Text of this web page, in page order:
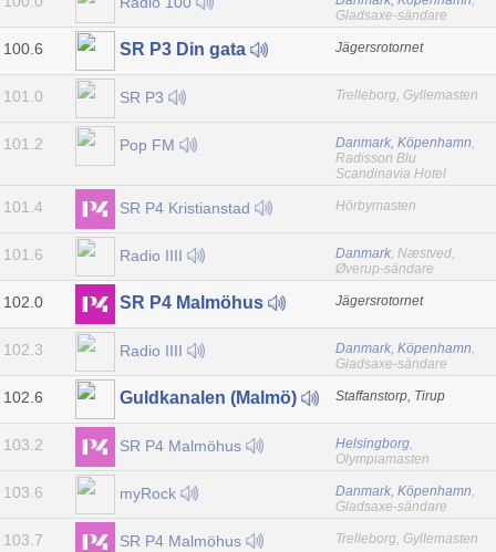
Gladsaxe-sändare
100.6 SR P3 Din gata Jägersrotornet
101.0 SR P3 Trelleborg, Gyllemasten
101.2 Pop FM Danmark, Köpenhamn,
Radisson Blu
Scandinavia Hotel
101.4 SR P4 Kristianstad Hörbymasten
101.6 Radio IIII Danmark, Næstved,
Øverup-sändare
102.0 SR P4 Malmöhus Jägersrotornet
102.3 Radio IIII Danmark, Köpenhamn,
Gladsaxe-sändare
102.6 Guldkanalen (Malmö) Staffanstorp, Tirup
103.2 SR P4 Malmöhus Helsingborg,
Olympiamasten
103.6 myRock Danmark, Köpenhamn,
Gladsaxe-sändare
103.7 SR P4 Malmöhus Trelleborg, Gyllemasten